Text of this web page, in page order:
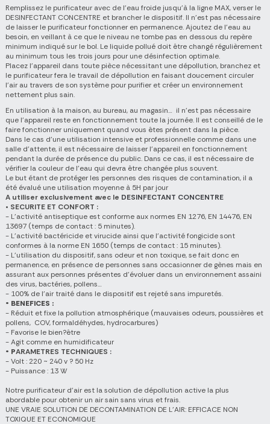
Remplissez le purificateur avec de l’eau froide jusqu’à la ligne MAX, verser le
DESINFECTANT CONCENTRE et brancher le dispositif. Il n'est pas nécessaire
de laisser le purificateur fonctionner en permanence. Ajoutez de l’eau au
besoin, en veillant à ce que le niveau ne tombe pas en dessous du repère
minimum indiqué sur le bol. Le liquide pollué doit être changé régulièrement
au minimum tous les trois jours pour une désinfection optimale.
Placez l'appareil dans toute pièce nécessitant une dépollution, branchez et
le purificateur fera le travail de dépollution en faisant doucement circuler
l’air au travers de son système pour purifier et créer un environnement
nettement plus sain.
En utilisation à la maison, au bureau, au magasin… il n’est pas nécessaire
que l’appareil reste en fonctionnement toute la journée. Il est conseillé de le
faire fonctionner uniquement quand vous êtes présent dans la pièce.
Dans le cas d’une utilisation intensive et professionnelle comme dans une
salle d’attente, il est nécessaire de laisser l’appareil en fonctionnement
pendant la durée de présence du public. Dans ce cas, il est nécessaire de
vérifier la couleur de l’eau qui devra être changée plus souvent.
Le but étant de protéger les personnes des risques de contamination, il a
été évalué une utilisation moyenne à 5H par jour
A utiliser exclusivement avec le DESINFECTANT CONCENTRE
• SECURITE ET CONFORT :
- L’activité antiseptique est conforme aux normes EN 1276, EN 14476, EN
13697 (temps de contact : 5 minutes).
- L’activité bactéricide et virucide ainsi que l’activité fongicide sont
conformes à la norme EN 1650 (temps de contact : 15 minutes).
- L’utilisation du dispositif, sans odeur et non toxique, se fait donc en
permanence, en présence de personnes sans occasionner de gènes mais en
assurant aux personnes présentes d’évoluer dans un environnement assaini
des virus, bactéries, pollens…
- 100% de l’air traité dans le dispositif est rejeté sans impuretés.
• BENEFICES :
- Réduit et fixe la pollution atmosphérique (mauvaises odeurs, poussières et
pollens, COV, formaldéhydes, hydrocarbures)
- Favorise le bien?être
- Agit comme en humidificateur
• PARAMETRES TECHNIQUES :
- Volt : 220 ~ 240 v ? 50 Hz
- Puissance : 13 W
Notre purificateur d’air est la solution de dépollution active la plus
abordable pour obtenir un air sain sans virus et frais.
UNE VRAIE SOLUTION DE DECONTAMINATION DE L’AIR: EFFICACE NON
TOXIQUE ET ECONOMIQUE